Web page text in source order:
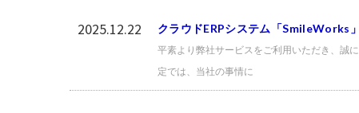
2025.12.22 クラウドERPシステム「SmileWorks
平素より弊社サービスをご利用いただき、誠
定では、当社の事情に